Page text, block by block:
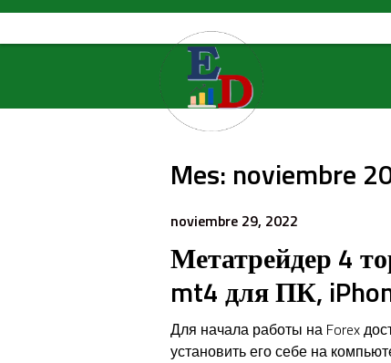
Skip
content
Mes: noviembre
noviembre 29, 2022
Метатрейдер 4
mt4 для ПК,
Для начала работы на Forex
установить его себе на